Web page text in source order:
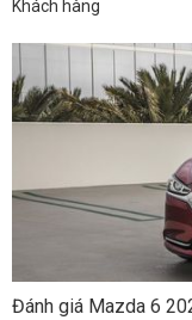
Khách hàng
Đánh giá Mazda 6